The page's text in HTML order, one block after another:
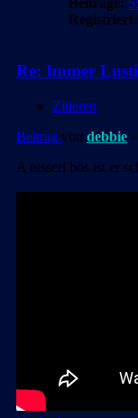
Beiträge:
Registriert:
Re: Immer
Zitieren
Beitrag von debbie »
A bisserl bös ist er